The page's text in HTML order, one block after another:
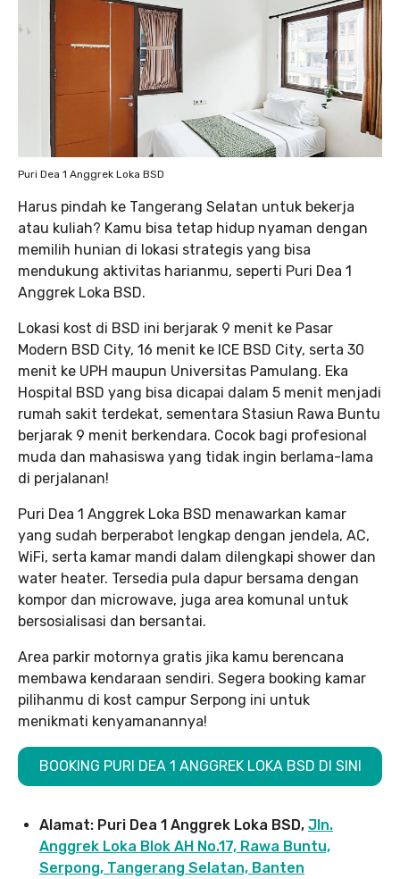
Puri Dea 1 Anggrek Loka BSD
Harus pindah ke Tangerang Selatan untuk bekerja
atau kuliah? Kamu bisa tetap hidup nyaman dengan
memilih hunian di lokasi strategis yang bisa
mendukung aktivitas harianmu, seperti Puri Dea 1
Anggrek Loka BSD.
Lokasi kost di BSD ini berjarak 9 menit ke Pasar
Modern BSD City, 16 menit ke ICE BSD City, serta 30
menit ke UPH maupun Universitas Pamulang. Eka
Hospital BSD yang bisa dicapai dalam 5 menit menjadi
rumah sakit terdekat, sementara Stasiun Rawa Buntu
berjarak 9 menit berkendara. Cocok bagi profesional
muda dan mahasiswa yang tidak ingin berlama-lama
di perjalanan!
Puri Dea 1 Anggrek Loka BSD menawarkan kamar
yang sudah berperabot lengkap dengan jendela, AC,
WiFi, serta kamar mandi dalam dilengkapi shower dan
water heater. Tersedia pula dapur bersama dengan
kompor dan microwave, juga area komunal untuk
bersosialisasi dan bersantai.
Area parkir motornya gratis jika kamu berencana
membawa kendaraan sendiri. Segera booking kamar
pilihanmu di kost campur Serpong ini untuk
menikmati kenyamanannya!
BOOKING PURI DEA 1 ANGGREK LOKA BSD DI SINI
Alamat: Puri Dea 1 Anggrek Loka BSD, Jln.
Anggrek Loka Blok AH No.17, Rawa Buntu,
Serpong, Tangerang Selatan, Banten